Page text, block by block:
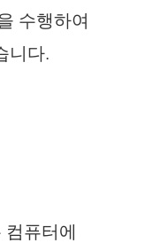
수행하여
니다.
퓨터에